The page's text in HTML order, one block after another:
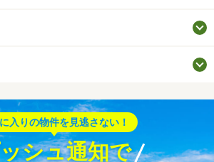
入りの物件を見逃さない！
シュ通知で